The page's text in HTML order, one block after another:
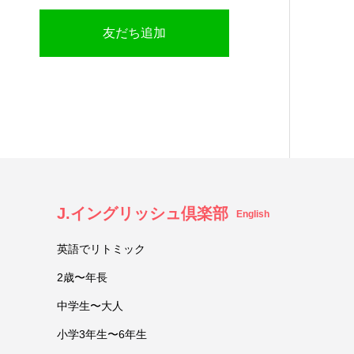
友だち追加
J.イングリッシュ倶楽部 English
英語でリトミック
2歳〜年長
中学生〜大人
小学3年生〜6年生